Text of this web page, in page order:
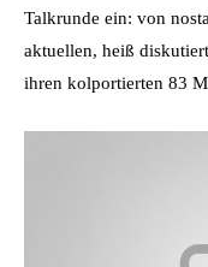
Talkrunde ein: von
aktuellen, heiß
ihren kolportierten 83